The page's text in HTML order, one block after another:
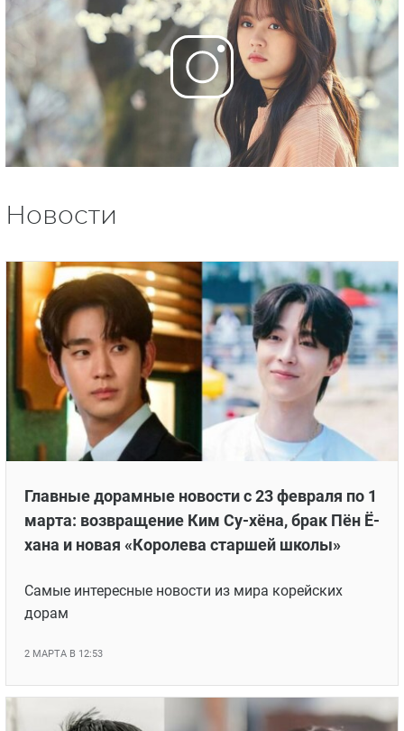
Новости
Главные дорамные новости с 23 февраля по 1
марта: возвращение Ким Су-хёна, брак Пён Ё-
хана и новая «Королева старшей школы»
Самые интересные новости из мира корейских
дорам
2 МАРТА В 12:53